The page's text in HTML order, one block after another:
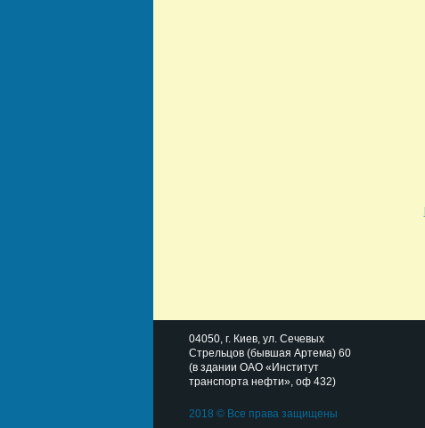
04050, г. Киев, ул. Сечевых
Стрельцов (бывшая Артема) 60
(в здании ОАО «Институт
транспорта нефти», оф 432)
2018 © Все права защищены